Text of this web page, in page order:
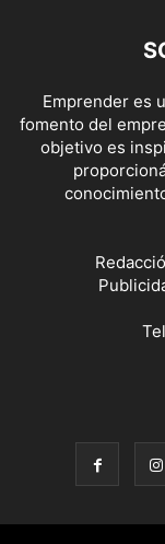
Emprender es
fomento del
objetivo es